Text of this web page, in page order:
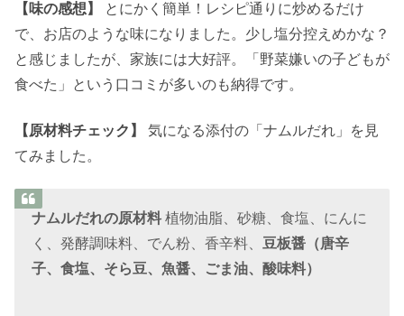
【味の感想】
とにかく簡単！レシピ通りに炒めるだけ
で、お店のような味になりました。少し塩分控えめかな？
と感じましたが、家族には大好評。「野菜嫌いの子どもが
食べた」という口コミが多いのも納得です。
【原材料チェック】
気になる添付の「ナムルだれ」を見
てみました。
ナムルだれの原材料 植物油脂、砂糖、食塩、にんに
く、発酵調味料、でん粉、香辛料、 豆板醤（唐辛
子、食塩、そら豆、魚醤、ごま油、酸味料）